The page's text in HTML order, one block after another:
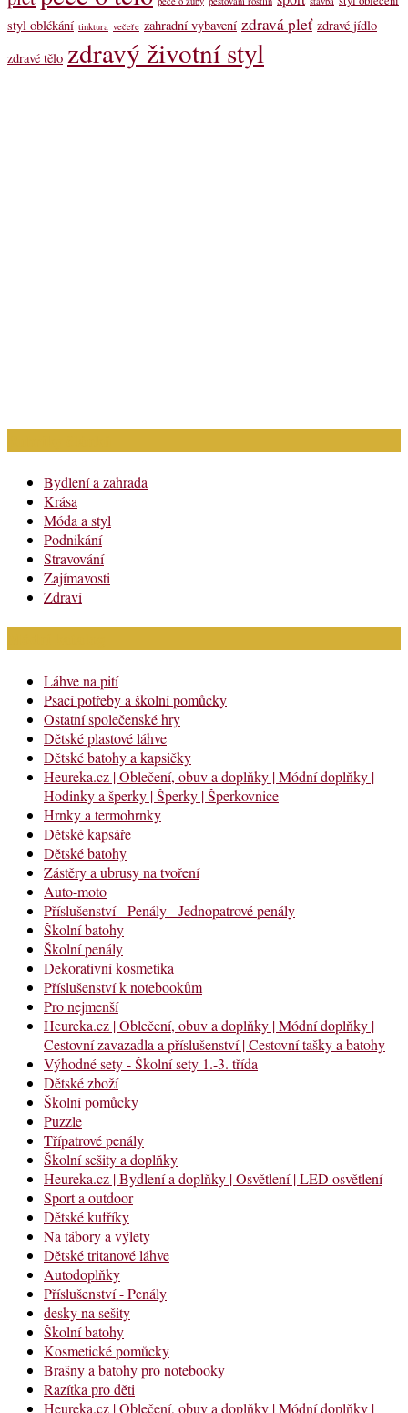
styl oblékání tinktura večeře zahradní vybavení zdravá pleť zdravé jídlo
zdravé tělo zdravý životní styl
Bydlení a zahrada
Krása
Móda a styl
Podnikání
Stravování
Zajímavosti
Zdraví
Láhve na pití
Psací potřeby a školní pomůcky
Ostatní společenské hry
Dětské plastové láhve
Dětské batohy a kapsičky
Heureka.cz | Oblečení, obuv a doplňky | Módní doplňky |
Hodinky a šperky | Šperky | Šperkovnice
Hrnky a termohrnky
Dětské kapsáře
Dětské batohy
Zástěry a ubrusy na tvoření
Auto-moto
Příslušenství - Penály - Jednopatrové penály
Školní batohy
Školní penály
Dekorativní kosmetika
Příslušenství k notebookům
Pro nejmenší
Heureka.cz | Oblečení, obuv a doplňky | Módní doplňky |
Cestovní zavazadla a příslušenství | Cestovní tašky a batohy
Výhodné sety - Školní sety 1.-3. třída
Dětské zboží
Školní pomůcky
Puzzle
Třípatrové penály
Školní sešity a doplňky
Heureka.cz | Bydlení a doplňky | Osvětlení | LED osvětlení
Sport a outdoor
Dětské kufříky
Na tábory a výlety
Dětské tritanové láhve
Autodoplňky
Příslušenství - Penály
desky na sešity
Školní batohy
Kosmetické pomůcky
Brašny a batohy pro notebooky
Razítka pro děti
Heureka.cz | Oblečení, obuv a doplňky | Módní doplňky |